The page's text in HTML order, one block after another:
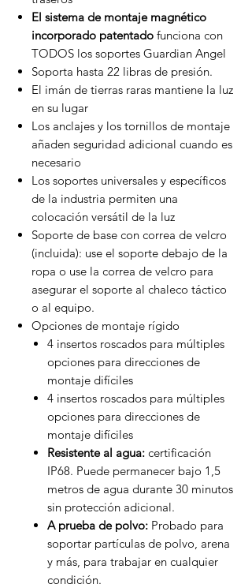
El sistema de montaje magnético
incorporado patentado funciona con
TODOS los soportes Guardian Angel
Soporta hasta 22 libras de presión.
El imán de tierras raras mantiene la luz
en su lugar
Los anclajes y los tornillos de montaje
añaden seguridad adicional cuando es
necesario
Los soportes universales y específicos
de la industria permiten una
colocación versátil de la luz
Soporte de base con correa de velcro
(incluida): use el soporte debajo de la
ropa o use la correa de velcro para
asegurar el soporte al chaleco táctico
o al equipo.
Opciones de montaje rígido
4 insertos roscados para múltiples
opciones para direcciones de
montaje difíciles
4 insertos roscados para múltiples
opciones para direcciones de
montaje difíciles
Resistente al agua: certificación
IP68. Puede permanecer bajo 1,5
metros de agua durante 30 minutos
sin protección adicional.
A prueba de polvo: Probado para
soportar partículas de polvo, arena
y más, para trabajar en cualquier
condición.